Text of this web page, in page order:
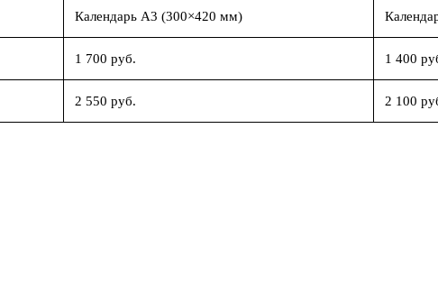
Календарь А3 (300×420 мм)
1 700 руб. 1 400
2 550 руб. 2 100